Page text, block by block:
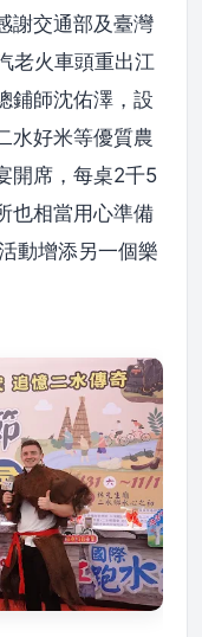
謝交通部及臺灣
老火車頭重出江
鋪師沈佑澤，設
水好米等優質農
開席，每桌2千5
也相當用心準備
動增添另一個樂